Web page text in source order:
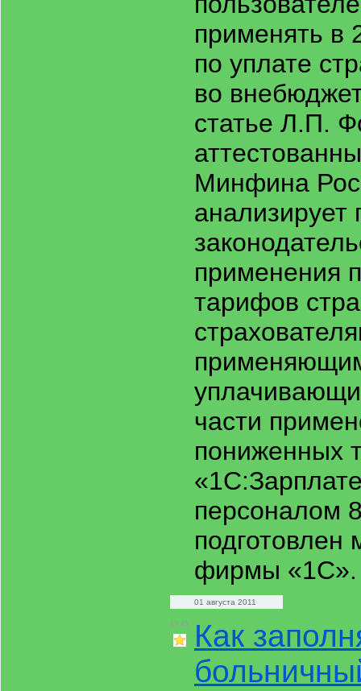
применять в
по уплате
во
статье Л.П.
Минфина
анализирует
применения
тарифов
части
пониженных
персоналом
подготовлен
фирмы
01 августа 2011
13:43
Как